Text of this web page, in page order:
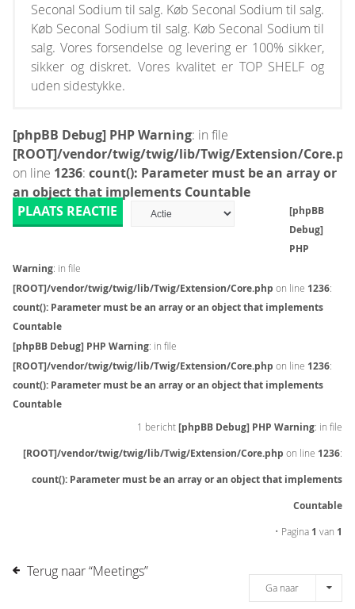
Seconal Sodium til salg. Køb Seconal Sodium til salg.
Køb Seconal Sodium til salg. Køb Seconal Sodium til
salg. Vores forsendelse og levering er 100% sikker,
sikker og diskret. Vores kvalitet er TOP SHELF og
uden sidestykke.
[phpBB Debug] PHP Warning: in file
[ROOT]/vendor/twig/twig/lib/Twig/Extension/
on line 1236: count(): Parameter must be an array or
an object that implements Countable
PLAATS REACTIE
[phpBB
Debug]
PHP
Warning: in file
[ROOT]/vendor/twig/twig/lib/Twig/Extension/Core.php on line 1236:
count(): Parameter must be an array or an object that implements
Countable
[phpBB Debug] PHP Warning: in file
[ROOT]/vendor/twig/twig/lib/Twig/Extension/Core.php on line 1236:
count(): Parameter must be an array or an object that implements
Countable
1 bericht[phpBB Debug] PHP Warning: in file
[ROOT]/vendor/twig/twig/lib/Twig/Extension/Core.php on line 1236:
count(): Parameter must be an array or an object that implements
Countable
• Pagina 1 van 1
Terug naar “Meetings”
Ga naar